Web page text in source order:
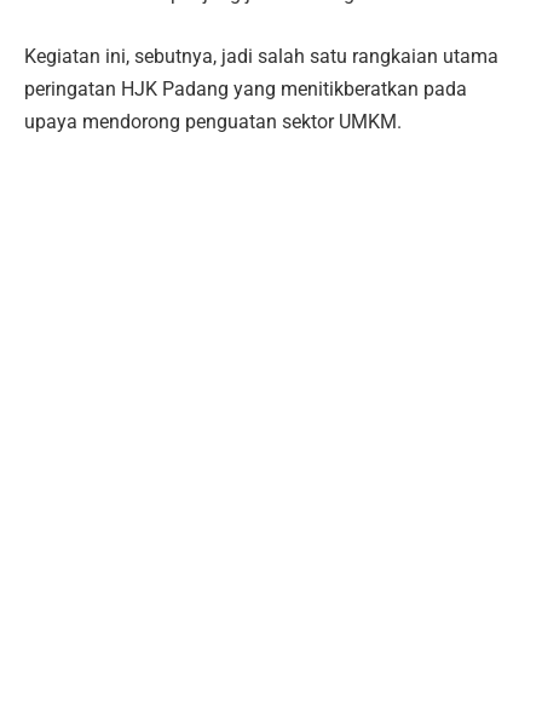
Kegiatan ini, sebutnya, jadi salah satu rangkaian utama
peringatan HJK Padang yang menitikberatkan pada
upaya mendorong penguatan sektor UMKM.